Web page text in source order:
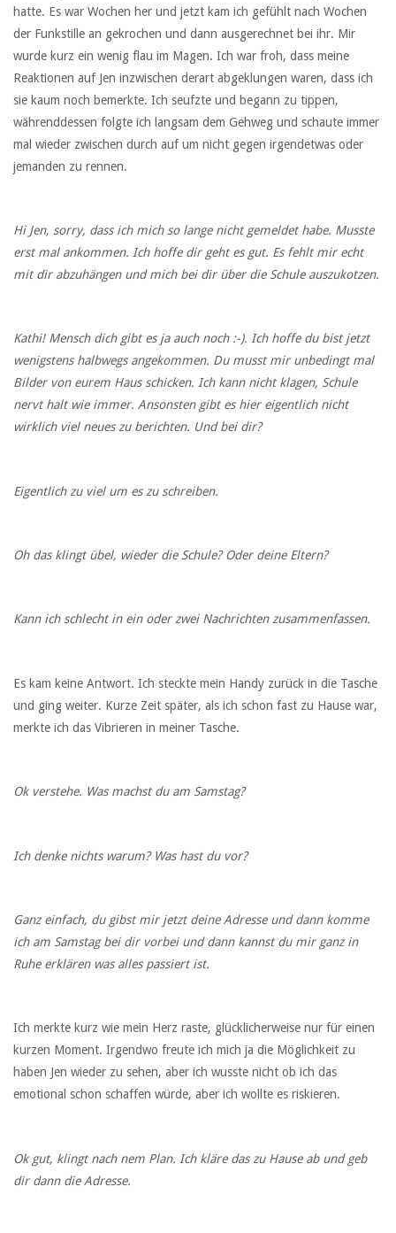
hatte. Es war Wochen her und jetzt kam ich gefühlt nach Wochen
der Funkstille an gekrochen und dann ausgerechnet bei ihr. Mir
wurde kurz ein wenig flau im Magen. Ich war froh, dass meine
Reaktionen auf Jen inzwischen derart abgeklungen waren, dass ich
sie kaum noch bemerkte. Ich seufzte und begann zu tippen,
währenddessen folgte ich langsam dem Gehweg und schaute immer
mal wieder zwischen durch auf um nicht gegen irgendetwas oder
jemanden zu rennen.
Hi Jen, sorry, dass ich mich so lange nicht gemeldet habe. Musste
erst mal ankommen. Ich hoffe dir geht es gut. Es fehlt mir echt
mit dir abzuhängen und mich bei dir über die Schule auszukotzen.
Kathi! Mensch dich gibt es ja auch noch :-). Ich hoffe du bist jetzt
wenigstens halbwegs angekommen. Du musst mir unbedingt mal
Bilder von eurem Haus schicken. Ich kann nicht klagen, Schule
nervt halt wie immer. Ansonsten gibt es hier eigentlich nicht
wirklich viel neues zu berichten. Und bei dir?
Eigentlich zu viel um es zu schreiben.
Oh das klingt übel, wieder die Schule? Oder deine Eltern?
Kann ich schlecht in ein oder zwei Nachrichten zusammenfassen.
Es kam keine Antwort. Ich steckte mein Handy zurück in die Tasche
und ging weiter. Kurze Zeit später, als ich schon fast zu Hause war,
merkte ich das Vibrieren in meiner Tasche.
Ok verstehe. Was machst du am Samstag?
Ich denke nichts warum? Was hast du vor?
Ganz einfach, du gibst mir jetzt deine Adresse und dann komme
ich am Samstag bei dir vorbei und dann kannst du mir ganz in
Ruhe erklären was alles passiert ist.
Ich merkte kurz wie mein Herz raste, glücklicherweise nur für einen
kurzen Moment. Irgendwo freute ich mich ja die Möglichkeit zu
haben Jen wieder zu sehen, aber ich wusste nicht ob ich das
emotional schon schaffen würde, aber ich wollte es riskieren.
Ok gut, klingt nach nem Plan. Ich kläre das zu Hause ab und geb
dir dann die Adresse.